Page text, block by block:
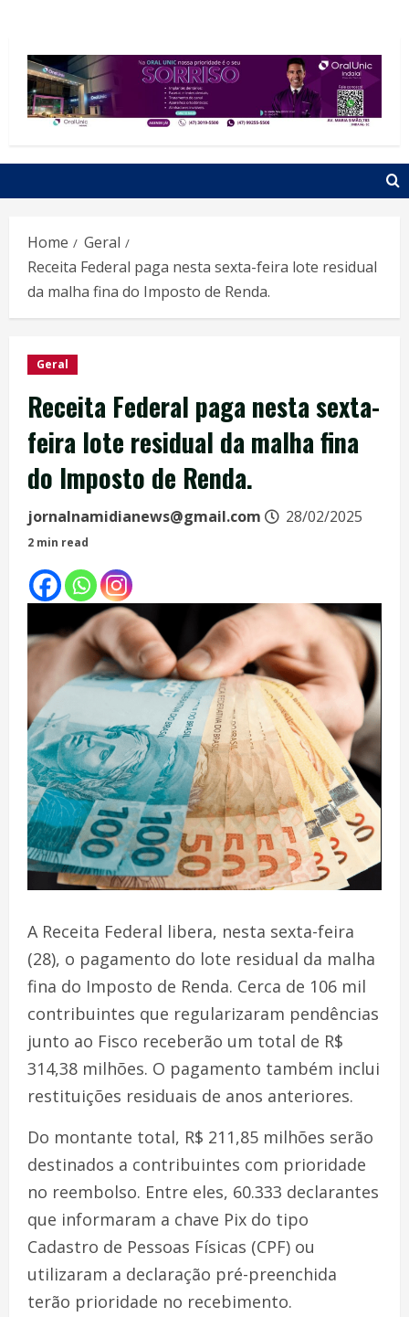
Home
Geral
Receita Federal paga nesta sexta-feira lote residual
da malha fina do Imposto de Renda.
Geral
Receita Federal paga nesta sexta-
feira lote residual da malha fina
do Imposto de Renda.
jornalnamidianews@gmail.com 28/02/2025
2 min read
A Receita Federal libera, nesta sexta-feira
(28), o pagamento do lote residual da malha
fina do Imposto de Renda. Cerca de 106 mil
contribuintes que regularizaram pendências
junto ao Fisco receberão um total de R$
314,38 milhões. O pagamento também inclui
restituições residuais de anos anteriores.
Do montante total, R$ 211,85 milhões serão
destinados a contribuintes com prioridade
no reembolso. Entre eles, 60.333 declarantes
que informaram a chave Pix do tipo
Cadastro de Pessoas Físicas (CPF) ou
utilizaram a declaração pré-preenchida
terão prioridade no recebimento.